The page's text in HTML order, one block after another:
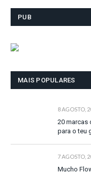
PUB
MAIS POPULARES
8 AGOSTO,
20 marcas
para o teu
7 AGOSTO,
Mucho